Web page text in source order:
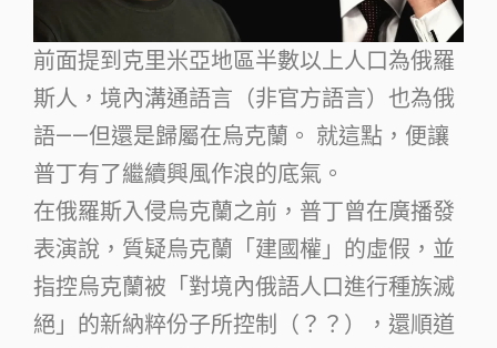
前面提到克里米亞地區半數以上人口為俄羅
斯人，境內溝通語言（非官方語言）也為俄
語——但還是歸屬在烏克蘭。 就這點，便讓
普丁有了繼續興風作浪的底氣。
在俄羅斯入侵烏克蘭之前，普丁曾在廣播發
表演說，質疑烏克蘭「建國權」的虛假，並
指控烏克蘭被「對境內俄語人口進行種族滅
絕」的新納粹份子所控制（？？），還順道